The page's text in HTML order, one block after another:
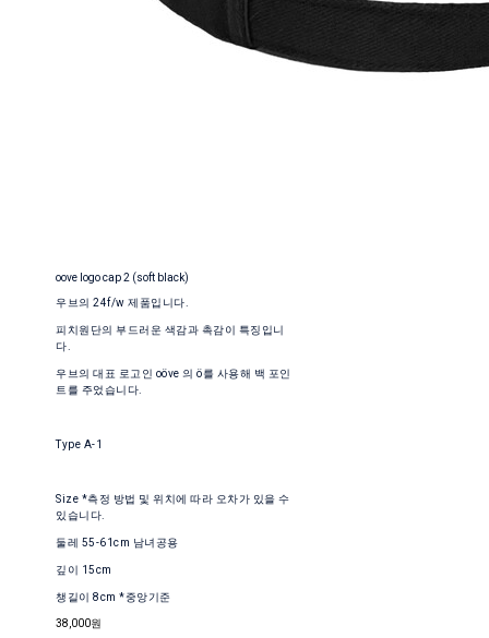
oove logo cap 2 (soft black)
우브의 24f/w 제품입니다.
피치원단의 부드러운 색감과 촉감이 특징입니
다.
우브의 대표 로고인 oöve 의 ö를 사용해 백 포인
트를 주었습니다.
Type A-1
Size *측정 방법 및 위치에 따라 오차가 있을 수
있습니다.
둘레 55-61cm 남녀공용
깊이 15cm
챙길이 8cm *중앙기준
38,000원